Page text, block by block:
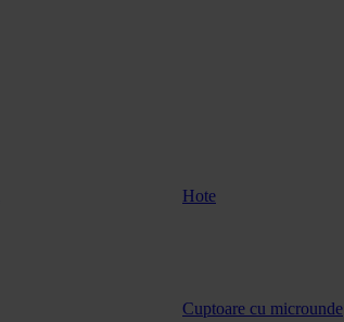
Hote
Cuptoare cu microunde